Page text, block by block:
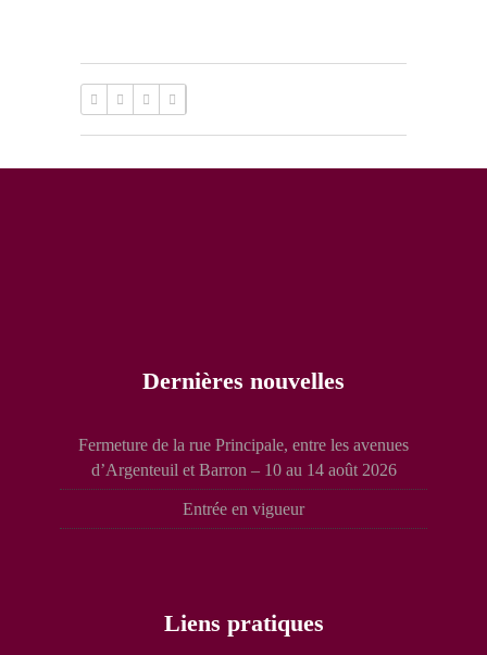
Dernières nouvelles
Fermeture de la rue Principale, entre les avenues
d’Argenteuil et Barron – 10 au 14 août 2026
Entrée en vigueur
Liens pratiques